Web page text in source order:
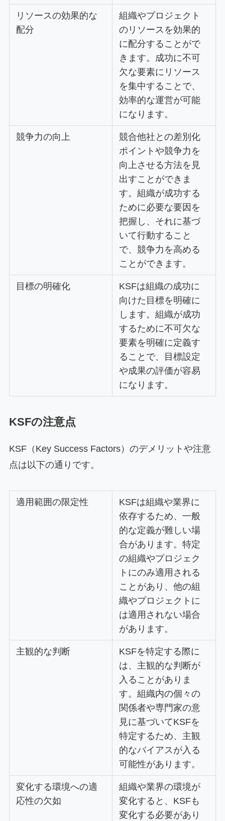
リソースの効果的な
配分
組織やプロジェクト
のリソースを効果的
に配分することがで
きます。成功に不可
欠な要素にリソース
を集中することで、
効率的な運営が可能
になります。
競争力の向上
競合他社との差別化
ポイントや競争力を
向上させる方法を見
出すことができま
す。組織が成功する
ために必要な要因を
把握し、それに基づ
いて行動すること
で、競争力を高める
ことができます。
目標の明確化
KSFは組織の成功に
向けた目標を明確に
します。組織が成功
するために不可欠な
要素を明確に定義す
ることで、目標設定
や成果の評価が容易
になります。
KSFの注意点
KSF（Key Success Factors）のデメリットや注意
点は以下の通りです。
適用範囲の限定性
KSFは組織や業界に
依存するため、一般
的な定義が難しい場
合があります。特定
の組織やプロジェク
トにのみ適用される
ことがあり、他の組
織やプロジェクトに
は適用されない場合
があります。
主観的な判断
KSFを特定する際に
は、主観的な判断が
入ることがありま
す。組織内の個々の
関係者や専門家の意
見に基づいてKSFを
特定するため、主観
的なバイアスが入る
可能性があります。
変化する環境への適
応性の欠如
組織や業界の環境が
変化すると、KSFも
変化する必要があり